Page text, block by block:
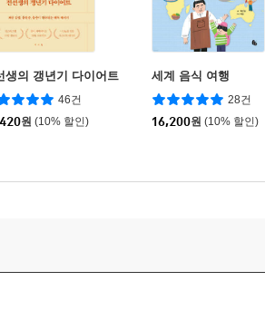
생의 갱년기 다이어트
46건
원 (10% 할인)
세계 음식 여행
28건
16,200원 (10% 할인)